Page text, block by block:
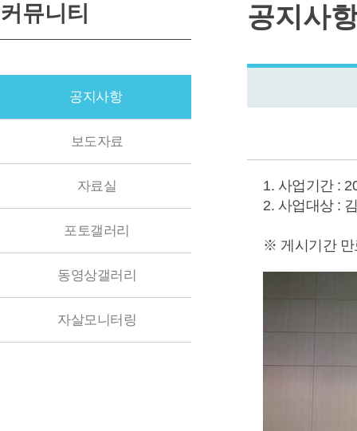
커뮤니티
공지사항
보도자료
자료실
포토갤러리
동영상갤러리
자살모니터링
공지사
1. 사업기간 :
2. 사업대상 :
※ 게시기간 만